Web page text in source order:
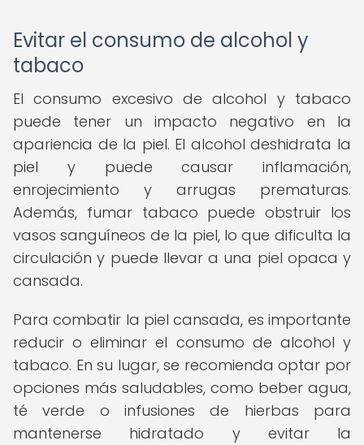
Evitar el consumo de alcohol y
tabaco
El consumo excesivo de alcohol y tabaco
puede tener un impacto negativo en la
apariencia de la piel. El alcohol deshidrata la
piel y puede causar inflamación,
enrojecimiento y arrugas prematuras.
Además, fumar tabaco puede obstruir los
vasos sanguíneos de la piel, lo que dificulta la
circulación y puede llevar a una piel opaca y
cansada.
Para combatir la piel cansada, es importante
reducir o eliminar el consumo de alcohol y
tabaco. En su lugar, se recomienda optar por
opciones más saludables, como beber agua,
té verde o infusiones de hierbas para
mantenerse hidratado y evitar la